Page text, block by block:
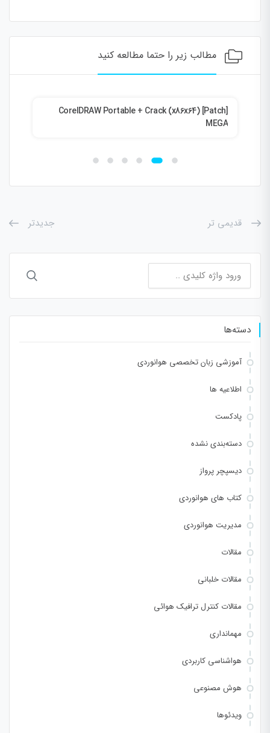
مطالب زیر را حتما مطالعه کنید
CorelDRAW Portable + Crack (x86x64) [Patch]
MEGA
قدیمی تر جدیدتر
برای:
دسته‌ها
آموزشی زبان تخصصی هوانوردی
اطلاعیه ها
پادکست
دسته‌بندی نشده
دیسپچر پرواز
کتاب های هوانوردی
مدیریت هوانوردی
مقالات
مقالات خلبانی
مقالات کنترل ترافیک هوائی
مهمانداری
هواشناسی کاربردی
هوش مصنوعی
ویدئوها